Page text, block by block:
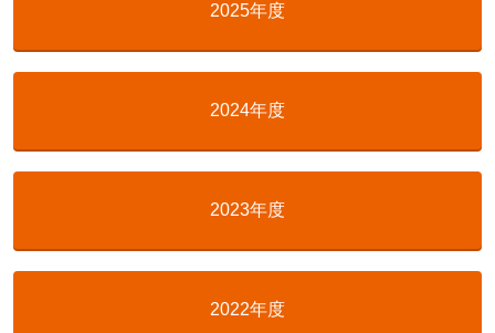
2025年度
2024年度
2023年度
2022年度